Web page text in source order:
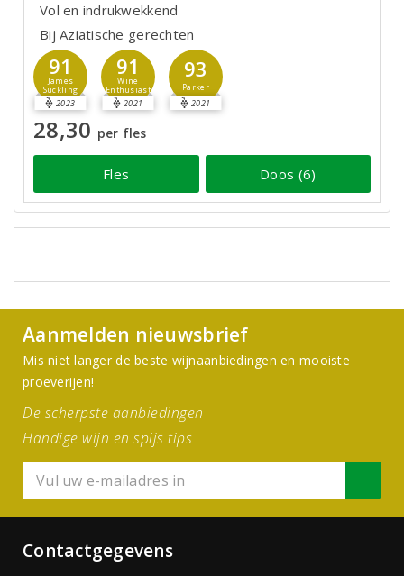
Vol en indrukwekkend
Bij Aziatische gerechten
91
James
Suckling
2023
91
Wine
Enthusiast
2021
93
Parker
2021
28,30 per fles
Fles Doos (6)
Aanmelden nieuwsbrief
Mis niet langer de beste wijnaanbiedingen en mooiste
proeverijen!
De scherpste aanbiedingen
Handige wijn en spijs tips
Contactgegevens